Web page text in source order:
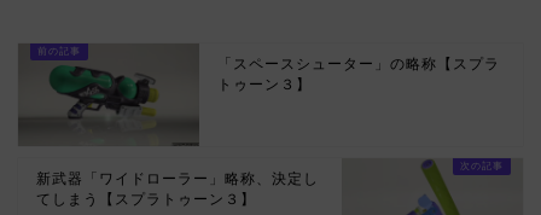
「スペースシューター」の略称【スプラ
トゥーン３】
新武器「ワイドローラー」略称、決定し
てしまう【スプラトゥーン３】